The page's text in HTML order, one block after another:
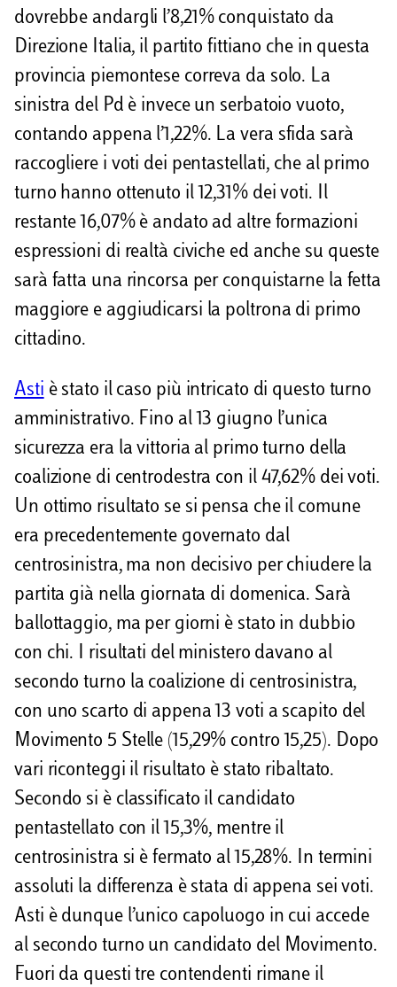
dovrebbe andargli l’8,21% conquistato da
Direzione Italia, il partito fittiano che in questa
provincia piemontese correva da solo. La
sinistra del Pd è invece un serbatoio vuoto,
contando appena l’1,22%. La vera sfida sarà
raccogliere i voti dei pentastellati, che al primo
turno hanno ottenuto il 12,31% dei voti. Il
restante 16,07% è andato ad altre formazioni
espressioni di realtà civiche ed anche su queste
sarà fatta una rincorsa per conquistarne la fetta
maggiore e aggiudicarsi la poltrona di primo
cittadino.
Asti è stato il caso più intricato di questo turno
amministrativo. Fino al 13 giugno l’unica
sicurezza era la vittoria al primo turno della
coalizione di centrodestra con il 47,62% dei voti.
Un ottimo risultato se si pensa che il comune
era precedentemente governato dal
centrosinistra, ma non decisivo per chiudere la
partita già nella giornata di domenica. Sarà
ballottaggio, ma per giorni è stato in dubbio
con chi. I risultati del ministero davano al
secondo turno la coalizione di centrosinistra,
con uno scarto di appena 13 voti a scapito del
Movimento 5 Stelle (15,29% contro 15,25). Dopo
vari riconteggi il risultato è stato ribaltato.
Secondo si è classificato il candidato
pentastellato con il 15,3%, mentre il
centrosinistra si è fermato al 15,28%. In termini
assoluti la differenza è stata di appena sei voti.
Asti è dunque l’unico capoluogo in cui accede
al secondo turno un candidato del Movimento.
Fuori da questi tre contendenti rimane il